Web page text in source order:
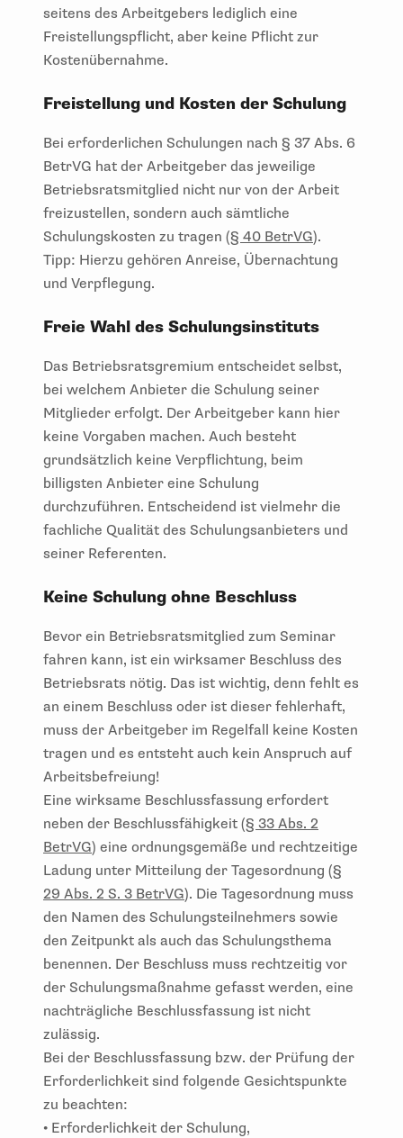
seitens des Arbeitgebers lediglich eine
Freistellungspflicht, aber keine Pflicht zur
Kostenübernahme.
Freistellung und Kosten der Schulung
Bei erforderlichen Schulungen nach § 37 Abs. 6
BetrVG hat der Arbeitgeber das jeweilige
Betriebsratsmitglied nicht nur von der Arbeit
freizustellen, sondern auch sämtliche
Schulungskosten zu tragen (§ 40 BetrVG).
Tipp: Hierzu gehören Anreise, Übernachtung
und Verpflegung.
Freie Wahl des Schulungsinstituts
Das Betriebsratsgremium entscheidet selbst,
bei welchem Anbieter die Schulung seiner
Mitglieder erfolgt. Der Arbeitgeber kann hier
keine Vorgaben machen. Auch besteht
grundsätzlich keine Verpflichtung, beim
billigsten Anbieter eine Schulung
durchzuführen. Entscheidend ist vielmehr die
fachliche Qualität des Schulungsanbieters und
seiner Referenten.
Keine Schulung ohne Beschluss
Bevor ein Betriebsratsmitglied zum Seminar
fahren kann, ist ein wirksamer Beschluss des
Betriebsrats nötig. Das ist wichtig, denn fehlt es
an einem Beschluss oder ist dieser fehlerhaft,
muss der Arbeitgeber im Regelfall keine Kosten
tragen und es entsteht auch kein Anspruch auf
Arbeitsbefreiung!
Eine wirksame Beschlussfassung erfordert
neben der Beschlussfähigkeit (§ 33 Abs. 2
BetrVG) eine ordnungsgemäße und rechtzeitige
Ladung unter Mitteilung der Tagesordnung (§
29 Abs. 2 S. 3 BetrVG). Die Tagesordnung muss
den Namen des Schulungsteilnehmers sowie
den Zeitpunkt als auch das Schulungsthema
benennen. Der Beschluss muss rechtzeitig vor
der Schulungsmaßnahme gefasst werden, eine
nachträgliche Beschlussfassung ist nicht
zulässig.
Bei der Beschlussfassung bzw. der Prüfung der
Erforderlichkeit sind folgende Gesichtspunkte
zu beachten:
• Erforderlichkeit der Schulung,